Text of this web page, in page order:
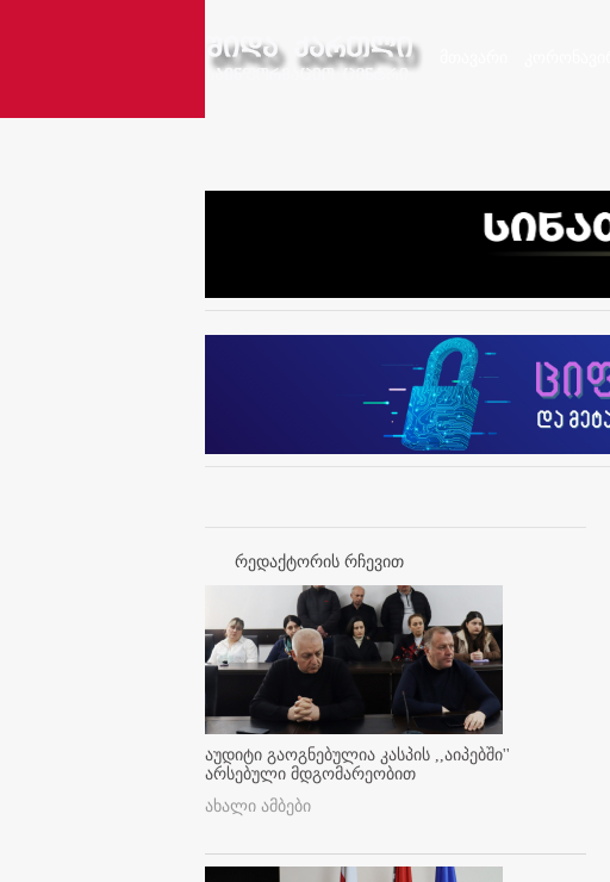
რედაქტორის რჩევით
აუდიტი გაოგნებულია კასპის ,,აიპებში''
არსებული მდგომარეობით
ახალი ამბები